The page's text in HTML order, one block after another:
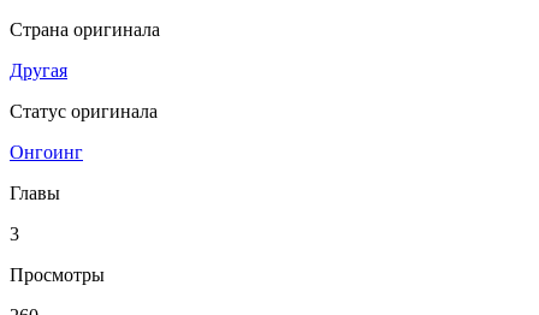
Страна оригинала
Другая
Статус оригинала
Онгоинг
Главы
3
Просмотры